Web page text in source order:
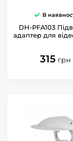
В
DH-PFA103
адаптер для
315 грн